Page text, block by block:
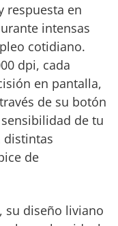
respuesta en
intensas
cotidiano.
dpi, cada
en pantalla,
de su botón
de tu
distintas
de
su diseño liviano